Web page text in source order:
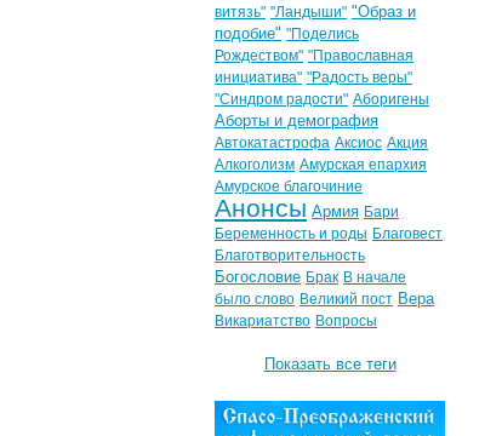
витязь" "Ландыши" "Образ и
подобие" "Поделись
Рождеством" "Православная
инициатива" "Радость веры"
"Синдром радости" Аборигены
Аборты и демография
Автокатастрофа Аксиос Акция
Алкоголизм Амурская епархия
Амурское благочиние
Анонсы Армия Бари
Беременность и роды Благовест
Благотворительность
Богословие Брак В начале
было слово Великий пост Вера
Викариатство Вопросы
Показать все теги